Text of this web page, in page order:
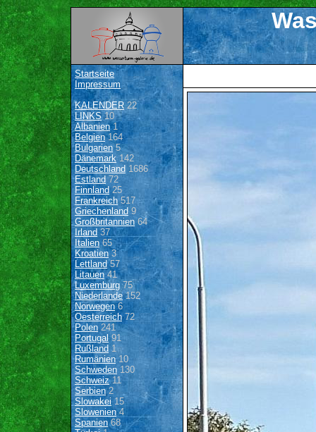
Startseite
Impressum
KALENDER22
LINKS10
Albanien1
Belgien164
Bulgarien 5
Dänemark142
Deutschland 1686
Estland 72
Finnland 25
Frankreich517
Griechenland9
Großbritannien64
Irland 37
Italien65
Kroatien3
Lettland57
Litauen41
Luxemburg 75
Niederlande152
Norwegen6
Oesterreich72
Polen 241
Portugal91
Rußland 1
Rumänien10
Schweden 130
Schweiz11
Serbien2
Slowakei15
Slowenien4
Spanien68